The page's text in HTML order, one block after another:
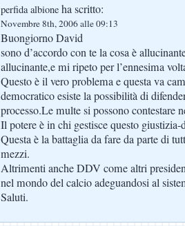
perfida albione ha scritto:
Novembre 8th, 2006 alle 09:13
Buongiorno David
sono d’accordo con te la cosa è
allucinante,e mi ripeto per l’ennesima
Questo è il vero problema e questa va
democratico esiste la possibilità di
processo.Le multe si possono contestare
Il potere è in chi gestisce questo giustizia-
Questa è la battaglia da fare da parte di
mezzi.
Altrimenti anche DDV come altri
nel mondo del calcio adeguandosi al
Saluti.